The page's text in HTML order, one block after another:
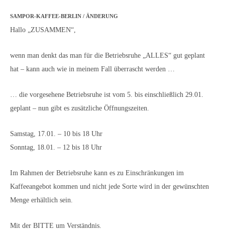
SAMPOR-KAFFEE-BERLIN / ÄNDERUNG
Hallo „ZUSAMMEN“,
wenn man denkt das man für die Betriebsruhe „ALLES“ gut geplant
hat – kann auch wie in meinem Fall überrascht werden …
… die vorgesehene Betriebsruhe ist vom 5. bis einschließlich 29.01.
geplant – nun gibt es zusätzliche Öffnungszeiten.
Samstag, 17.01. – 10 bis 18 Uhr
Sonntag, 18.01. – 12 bis 18 Uhr
Im Rahmen der Betriebsruhe kann es zu Einschränkungen im
Kaffeeangebot kommen und nicht jede Sorte wird in der gewünschten
Menge erhältlich sein.
Mit der BITTE um Verständnis.